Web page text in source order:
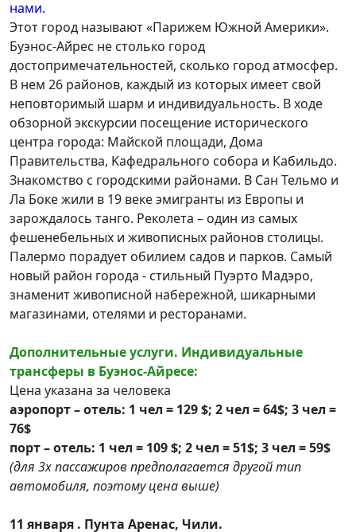
нами.
Этот город называют «Парижем Южной Америки».
Буэнос-Айрес не столько город
достопримечательностей, сколько город атмосфер.
В нем 26 районов, каждый из которых имеет свой
неповторимый шарм и индивидуальность. В ходе
обзорной экскурсии посещение исторического
центра города: Майской площади, Дома
Правительства, Kафедрального собора и Кабильдо.
Знакомство с городскими районами. В Сан Тельмо и
Ла Боке жили в 19 веке эмигранты из Eвропы и
зарождалось танго. Реколета – один из самых
фешенебельных и живописных районов столицы.
Палермо порадует обилием садов и парков. Самый
новый район города - стильный Пуэрто Мадэро,
знаменит живописной набережной, шикарными
магазинами, отелями и ресторанами.
Дополнительные услуги. Индивидуальные
трансферы в Буэнос-Айресе:
Цена указана за человека
аэропорт – отель: 1 чел = 129 $; 2 чел = 64$; 3 чел =
76$
порт – отель: 1 чел = 109 $; 2 чел = 51$; 3 чел = 59$
(для 3х пассажиров предполагается другой тип
автомобиля, поэтому цена выше)
11 января . Пунта Аренас, Чили.